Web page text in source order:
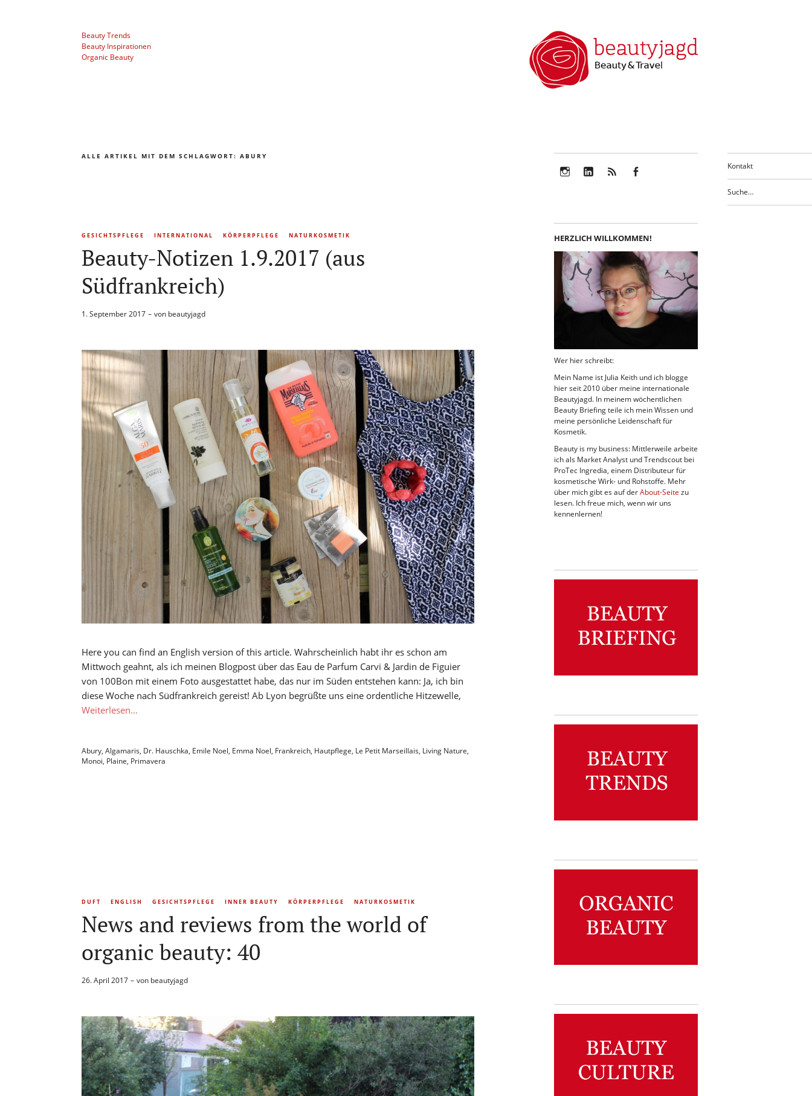
Kontakt
Beauty Trends
Beauty Inspirationen
Organic Beauty
ALLE ARTIKEL MIT DEM SCHLAGWORT: ABURY
GESICHTSPFLEGE INTERNATIONAL KÖRPERPFLEGE NATURKOSMETIK
Beauty-Notizen 1.9.2017 (aus
Südfrankreich)
1. September 2017 von beautyjagd
Here you can find an English version of this article. Wahrscheinlich habt ihr es schon am
Mittwoch geahnt, als ich meinen Blogpost über das Eau de Parfum Carvi & Jardin de Figuier
von 100Bon mit einem Foto ausgestattet habe, das nur im Süden entstehen kann: Ja, ich bin
diese Woche nach Südfrankreich gereist! Ab Lyon begrüßte uns eine ordentliche Hitzewelle,
Weiterlesen…
Abury, Algamaris, Dr. Hauschka, Emile Noel, Emma Noel, Frankreich, Hautpflege, Le Petit Marseillais, Living Nature,
Monoi, Plaine, Primavera
DUFT ENGLISH GESICHTSPFLEGE INNER BEAUTY KÖRPERPFLEGE NATURKOSMETIK
News and reviews from the world of
organic beauty: 40
26. April 2017 von beautyjagd
HERZLICH WILLKOMMEN!
Wer hier schreibt:
Mein Name ist Julia Keith und ich blogge
hier seit 2010 über meine internationale
Beautyjagd. In meinem wöchentlichen
Beauty Briefing teile ich mein Wissen und
meine persönliche Leidenschaft für
Kosmetik.
Beauty is my business: Mittlerweile arbeite
ich als Market Analyst und Trendscout bei
ProTec Ingredia, einem Distributeur für
kosmetische Wirk- und Rohstoffe. Mehr
über mich gibt es auf derAbout-Seite zu
lesen. Ich freue mich, wenn wir uns
kennenlernen!